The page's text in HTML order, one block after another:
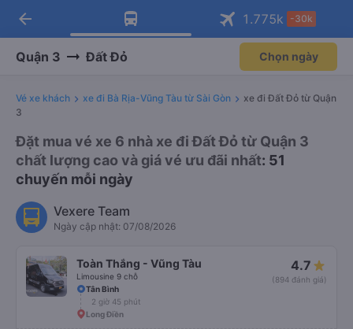
Tải app Vexere ngay!
Nhận ưu đãi thành viên độc
Mở app
Tải app Vexere
-30k/ghế khi đặt vé máy bay qua
Mở app
arrow_back 1.775k -30k
Quận 3 Đất Đỏ Chọn ngày
Vé xe khách xe đi Bà Rịa-Vũng Tàu từ Sài Gòn
xe đi Đất Đỏ từ Quận
3
Đặt mua vé xe 6 nhà xe đi Đất Đỏ từ Quận 3
chất lượng cao và giá vé ưu đãi nhất: 51
chuyến mỗi ngày
Vexere Team
Ngày cập nhật: 07/08/2026
Toàn Thắng - Vũng Tàu
Limousine 9 chỗ
4.7
(894 đánh giá)
Tân Bình
2 giờ 45 phút
Long Điền